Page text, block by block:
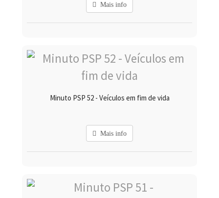
Mais info
Minuto PSP 52 - Veículos em fim de vida
Mais info